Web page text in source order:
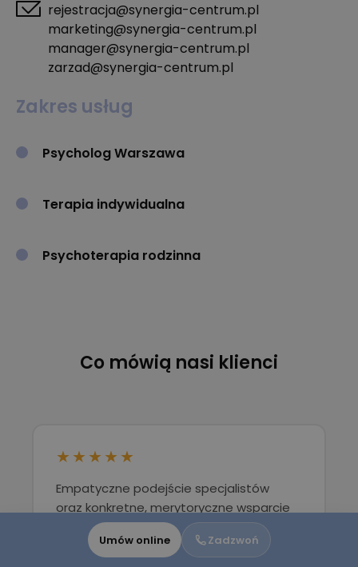
Umów online Zadzwoń
rejestracja@synergia-centrum.pl
marketing@synergia-centrum.pl
manager@synergia-centrum.pl
zarzad@synergia-centrum.pl
Zakres usług
Psycholog Warszawa
Terapia indywidualna
Psychoterapia rodzinna
Co mówią nasi klienci
★★★★★
Empatyczne podejście specjalistów
oraz konkretne, merytoryczne wsparcie
sprawiają, że można poczuć się
bezpiecznie i swobodnie już